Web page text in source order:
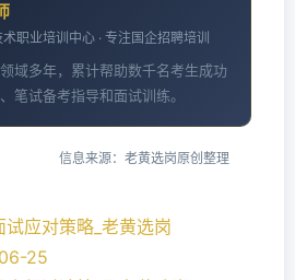
职业培训中心 · 专注国企招聘培训
域多年，累计帮助数千名考生成功
笔试备考指导和面试训练。
信息来源：老黄选岗原创整理
应对策略_老黄选岗
25